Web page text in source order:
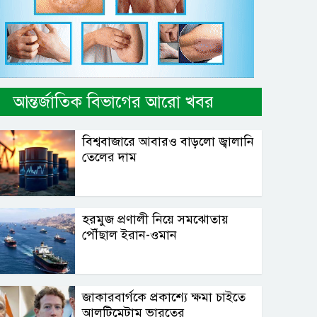
আন্তর্জাতিক বিভাগের আরো খবর
বিশ্ববাজারে আবারও বাড়লো জ্বালানি
তেলের দাম
হরমুজ প্রণালী নিয়ে সমঝোতায়
পৌঁছাল ইরান-ওমান
জাকারবার্গকে প্রকাশ্যে ক্ষমা চাইতে
আলটিমেটাম ভারতের